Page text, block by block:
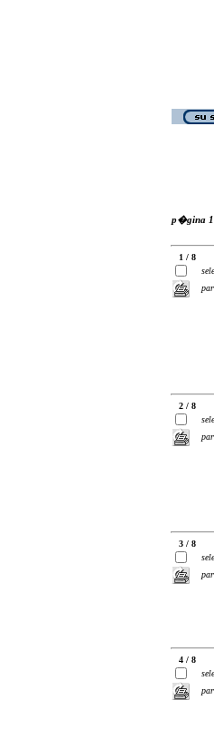
p�gina 1
1 / 8
2 / 8
3 / 8
4 / 8